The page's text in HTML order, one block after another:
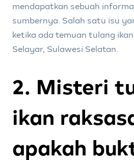
mendapatkan sebuah
sumbernya. Salah satu isu
ketika ada temuan tulang
Selayar, Sulawesi Selatan.
2. Misteri
ikan
apakah